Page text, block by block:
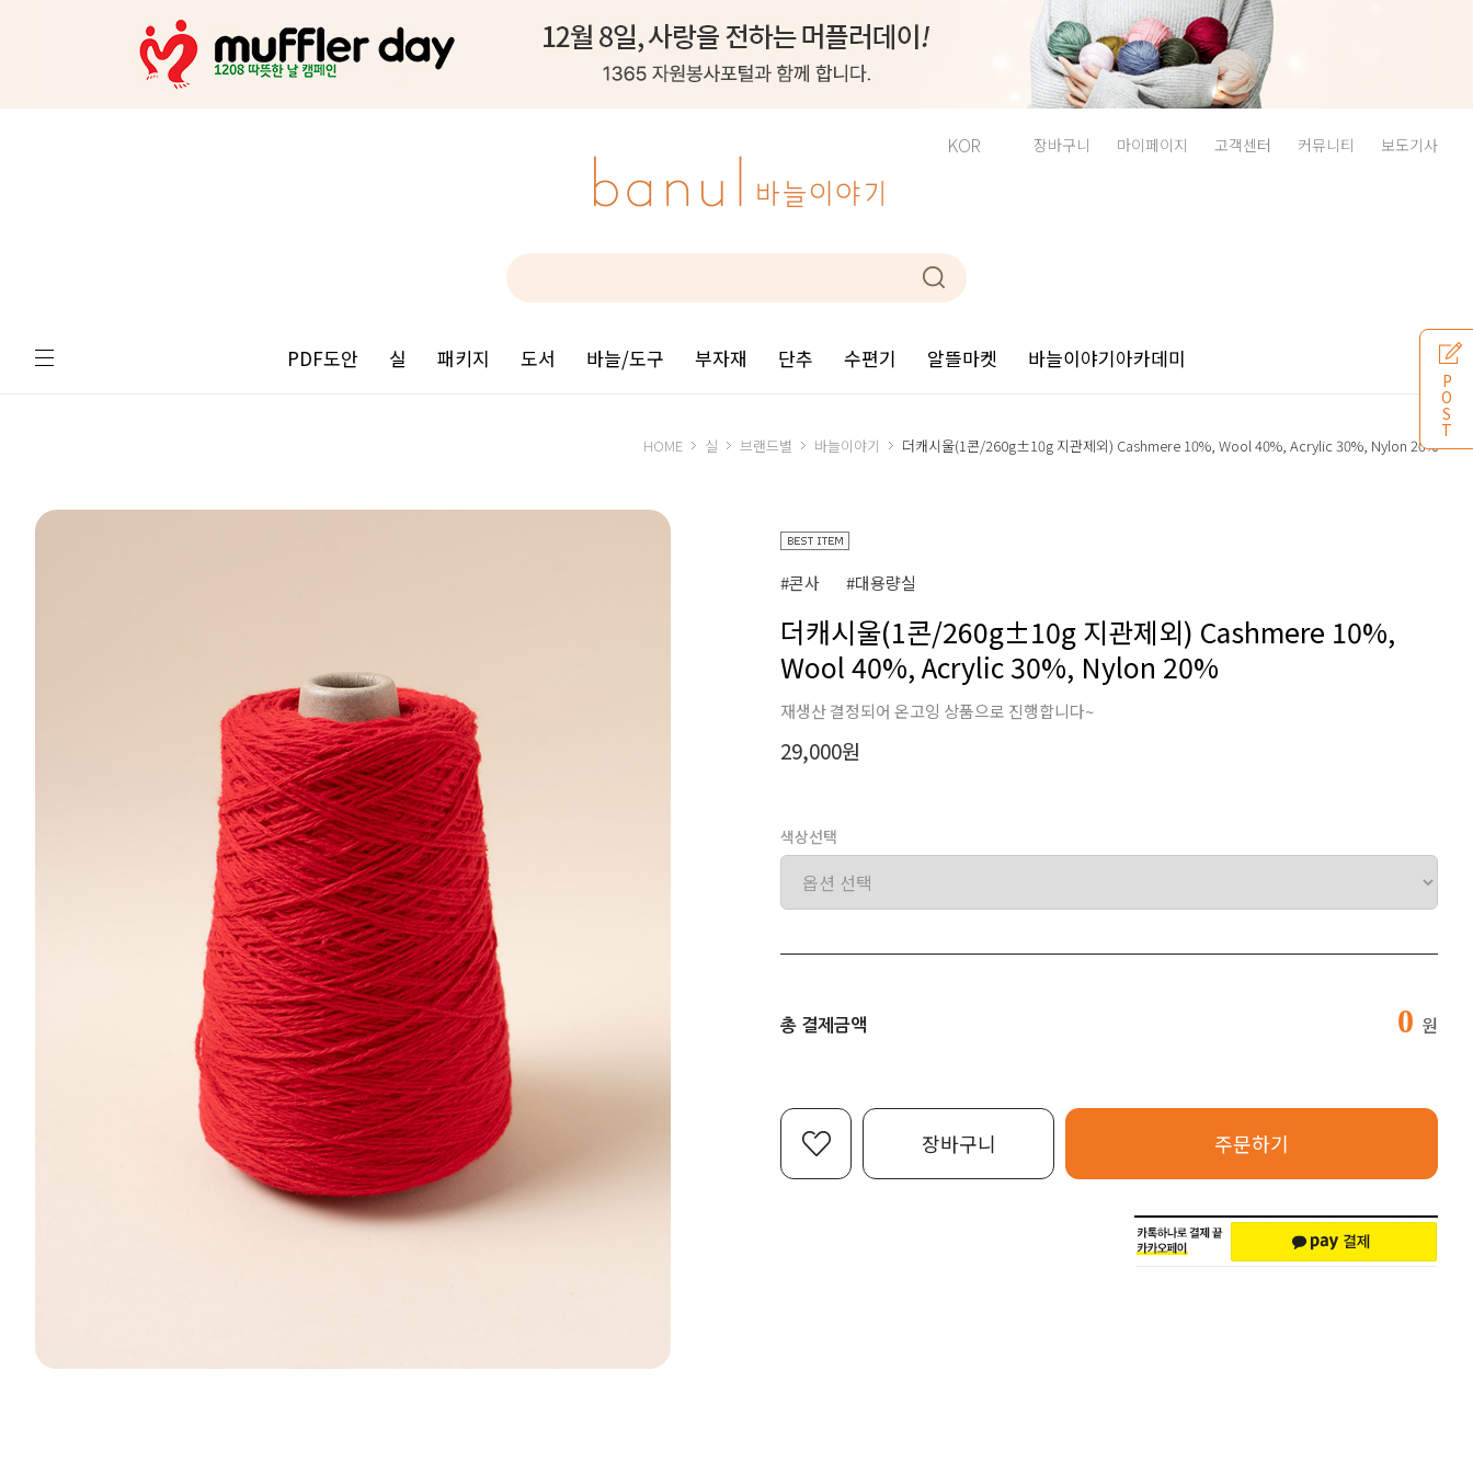
KOR 장바구니 마이페이지 고객센터 커뮤니티 보도기사
PDF도안 실 패키지 도서 바늘/도구 부자재 단추 수편기 알뜰마켓 바늘이야기아카데미
HOME 실 브랜드별 바늘이야기 더캐시울(1콘/260g±10g 지관제외) Cashmere 10%, Wool 40%, Acrylic 30%, Nylon 20%
#콘사 #대용량실
더캐시울(1콘/260g±10g 지관제외) Cashmere 10%,
Wool 40%, Acrylic 30%, Nylon 20%
재생산 결정되어 온고잉 상품으로 진행합니다~
29,000원
색상선택
총 결제금액 0 원
장바구니 주문하기
P
O
S
T